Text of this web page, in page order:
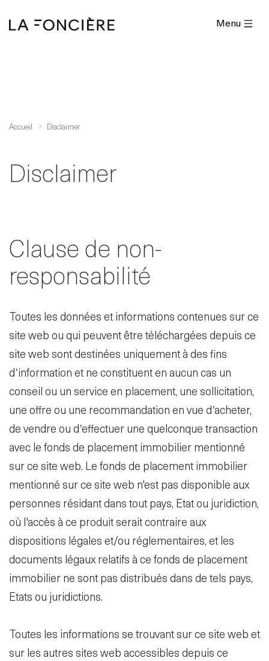
Menu
Disclaimer
S'abonner
au service
d'actualités
fr de
Accueil Disclaimer
Disclaimer
Clause de non-
responsabilité
Toutes les données et informations contenues sur ce
site web ou qui peuvent être téléchargées depuis ce
site web sont destinées uniquement à des fins
d’information et ne constituent en aucun cas un
conseil ou un service en placement, une sollicitation,
une offre ou une recommandation en vue d’acheter,
de vendre ou d’effectuer une quelconque transaction
avec le fonds de placement immobilier mentionné
sur ce site web. Le fonds de placement immobilier
mentionné sur ce site web n'est pas disponible aux
personnes résidant dans tout pays, Etat ou juridiction,
où l'accès à ce produit serait contraire aux
dispositions légales et/ou réglementaires, et les
documents légaux relatifs à ce fonds de placement
immobilier ne sont pas distribués dans de tels pays,
Etats ou juridictions.
Toutes les informations se trouvant sur ce site web et
sur les autres sites web accessibles depuis ce